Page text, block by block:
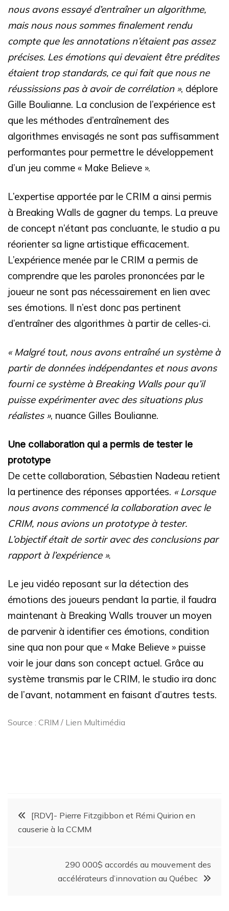
nous avons essayé d’entraîner un algorithme,
mais nous nous sommes finalement rendu
compte que les annotations n’étaient pas assez
précises. Les émotions qui devaient être prédites
étaient trop standards, ce qui fait que nous ne
réussissions pas à avoir de corrélation », déplore
Gille Boulianne. La conclusion de l’expérience est
que les méthodes d’entraînement des
algorithmes envisagés ne sont pas suffisamment
performantes pour permettre le développement
d’un jeu comme « Make Believe ».
L’expertise apportée par le CRIM a ainsi permis
à Breaking Walls de gagner du temps. La preuve
de concept n’étant pas concluante, le studio a pu
réorienter sa ligne artistique efficacement.
L’expérience menée par le CRIM a permis de
comprendre que les paroles prononcées par le
joueur ne sont pas nécessairement en lien avec
ses émotions. Il n’est donc pas pertinent
d’entraîner des algorithmes à partir de celles-ci.
« Malgré tout, nous avons entraîné un système à
partir de données indépendantes et nous avons
fourni ce système à Breaking Walls pour qu’il
puisse expérimenter avec des situations plus
réalistes », nuance Gilles Boulianne.
Une collaboration qui a permis de tester le
prototype
De cette collaboration, Sébastien Nadeau retient
la pertinence des réponses apportées. « Lorsque
nous avons commencé la collaboration avec le
CRIM, nous avions un prototype à tester.
L’objectif était de sortir avec des conclusions par
rapport à l’expérience ».
Le jeu vidéo reposant sur la détection des
émotions des joueurs pendant la partie, il faudra
maintenant à Breaking Walls trouver un moyen
de parvenir à identifier ces émotions, condition
sine qua non pour que « Make Believe » puisse
voir le jour dans son concept actuel. Grâce au
système transmis par le CRIM, le studio ira donc
de l’avant, notamment en faisant d’autres tests.
Source : CRIM / Lien Multimédia
[RDV]- Pierre Fitzgibbon et Rémi Quirion en
causerie à la CCMM
290 000$ accordés au mouvement des
accélérateurs d’innovation au Québec